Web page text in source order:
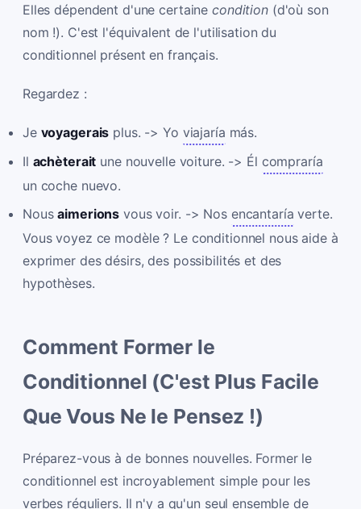
Elles dépendent d'une certainecondition(d'où son
nom !). C'est l'équivalent de l'utilisation du
conditionnel présent en français.
Regardez :
Je voyagerais plus. -> Yo viajaría más.
Il achèterait une nouvelle voiture. -> Él compraría
un coche nuevo.
Nousaimerions vous voir. -> Nos encantaría verte.
Vous voyez ce modèle ? Le conditionnel nous aide à
exprimer des désirs, des possibilités et des
hypothèses.
Comment Former le
Conditionnel (C'est Plus Facile
Que Vous Ne le Pensez !)
Préparez-vous à de bonnes nouvelles. Former le
conditionnel est incroyablement simple pour les
verbes réguliers. Il n'y a qu'un seul ensemble de